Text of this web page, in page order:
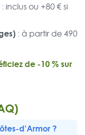
: inclus ou +80 € si
: à partir de 490
de -10 % sur
d'Armor ?